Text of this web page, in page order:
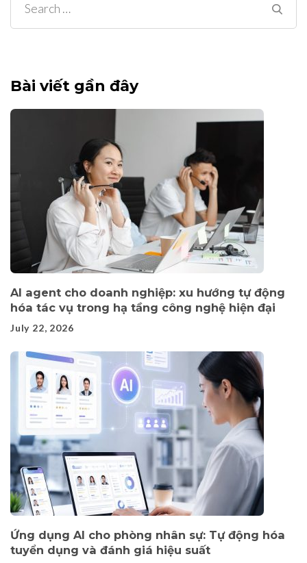
Search
for:
Bài viết gần đây
AI agent cho doanh nghiệp: xu hướng tự động
hóa tác vụ trong hạ tầng công nghệ hiện đại
July 22, 2026
Ứng dụng AI cho phòng nhân sự: Tự động hóa
tuyển dụng và đánh giá hiệu suất